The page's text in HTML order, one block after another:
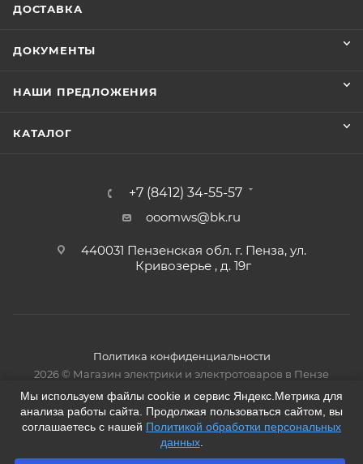
ДОСТАВКА
ДОКУМЕНТЫ
НАШИ ПРЕДЛОЖЕНИЯ
КАТАЛОГ
+7 (8412) 34-55-57
ooomws@bk.ru
440031 Пензенская обл. г. Пенза, ул.
Кривозерье , д. 19г
Политика конфиденциальности
2026 © Магазин электрики и электротоваров в Пензе
Мы используем файлы cookie и сервис Яндекс.Метрика для
анализа работы сайта. Продолжая пользоваться сайтом, вы
соглашаетесь с нашей Политикой обработки персональных
данных.